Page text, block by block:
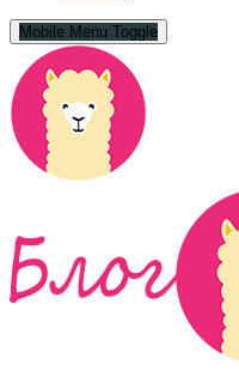
Mobile Menu Toggle